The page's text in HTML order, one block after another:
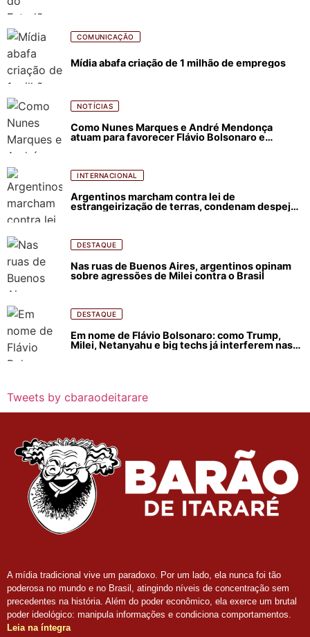
COMUNICAÇÃO
Mídia abafa criação de 1 milhão de empregos
NOTÍCIAS
Como Nunes Marques e André Mendonça
atuam para favorecer Flávio Bolsonaro e
INTERNACIONAL
Argentinos marcham contra lei de
estrangeirização de terras, condenam despejos
DESTAQUE
Nas ruas de Buenos Aires, argentinos opinam
sobre agressões de Milei contra o Brasil
DESTAQUE
Em nome de Flávio Bolsonaro: como Trump,
Milei, Netanyahu e big techs já interferem nas
Tweets by cbaraodeitarare
A mídia tradicional vive um paradoxo. Por um lado, ela nunca foi tão
poderosa no mundo e no Brasil, atingindo níveis de concentração sem
precedentes na história. Além do poder econômico, ela exerce um brutal
poder ideológico: manipula informações e condiciona comportamentos.
Leia na íntegra